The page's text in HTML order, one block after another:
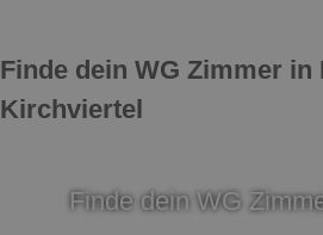
Finde dein WG Zimmer in
Kirchviertel
Finde dein WG